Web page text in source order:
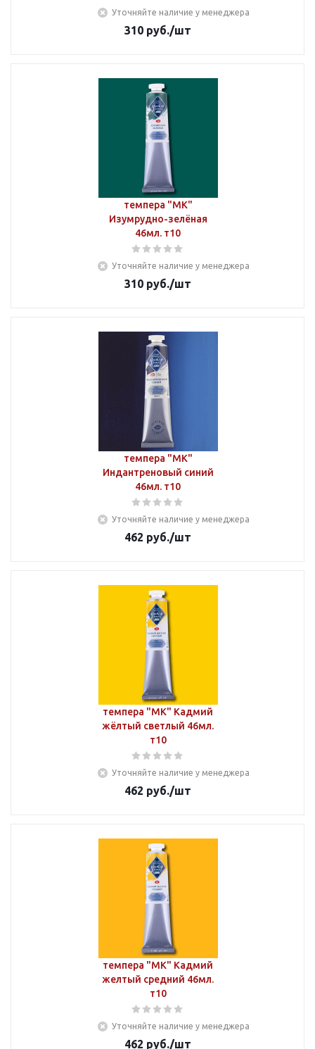
Уточняйте наличие у менеджера
310 руб./шт
темпера "МК"
Изумрудно-зелёная
46мл. т10
Уточняйте наличие у менеджера
310 руб./шт
темпера "МК"
Индантреновый синий
46мл. т10
Уточняйте наличие у менеджера
462 руб./шт
темпера "МК" Кадмий
жёлтый светлый 46мл.
т10
Уточняйте наличие у менеджера
462 руб./шт
темпера "МК" Кадмий
желтый средний 46мл.
т10
Уточняйте наличие у менеджера
462 руб./шт